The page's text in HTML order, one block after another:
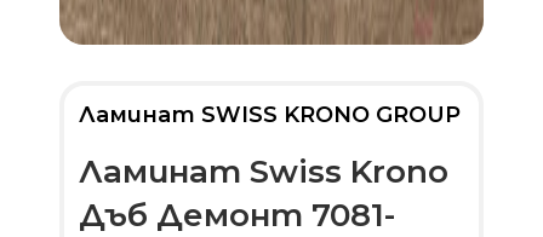
Ламинат SWISS KRONO GROUP
Ламинат Swiss Krono
Дъб Демонт 7081-